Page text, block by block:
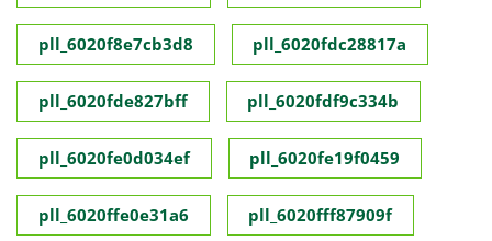
pll_6020f8e7cb3d8 pll_6020fdc28817a
pll_6020fde827bff pll_6020fdf9c334b
pll_6020fe0d034ef pll_6020fe19f0459
pll_6020ffe0e31a6 pll_6020fff87909f